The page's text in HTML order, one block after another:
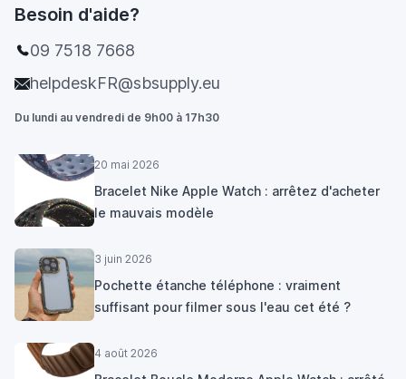
Besoin d'aide?
09 7518 7668
helpdeskFR@sbsupply.eu
Du lundi au vendredi de 9h00 à 17h30
20 mai 2026
Bracelet Nike Apple Watch : arrêtez d'acheter
le mauvais modèle
3 juin 2026
Pochette étanche téléphone : vraiment
suffisant pour filmer sous l'eau cet été ?
4 août 2026